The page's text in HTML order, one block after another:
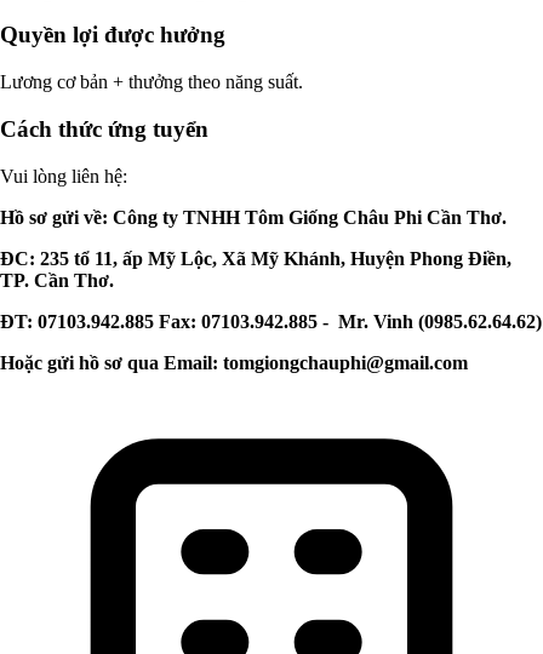
Quyền lợi được hưởng
Lương cơ bản + thưởng theo năng suất.
Cách thức ứng tuyển
Vui lòng liên hệ:
Hồ sơ gửi về: Công ty TNHH Tôm Giống Châu Phi Cần Thơ.
ĐC: 235 tổ 11, ấp Mỹ Lộc, Xã Mỹ Khánh, Huyện Phong Điền,
TP. Cần Thơ.
ĐT: 07103.942.885 Fax: 07103.942.885 - Mr. Vinh (0985.62.64.62)
Hoặc gửi hồ sơ qua Email: tomgiongchauphi@gmail.com